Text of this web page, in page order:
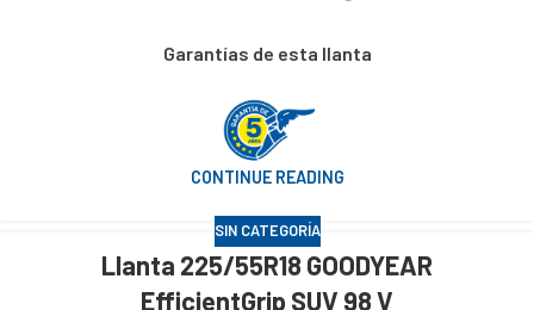
Garantías de esta llanta
CONTINUE READING
SIN CATEGORÍA
Llanta 225/55R18 GOODYEAR
EfficientGrip SUV 98 V